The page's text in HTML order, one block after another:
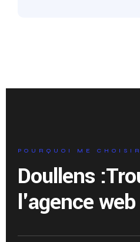
POURQUOI ME
Doullens :
l'agence